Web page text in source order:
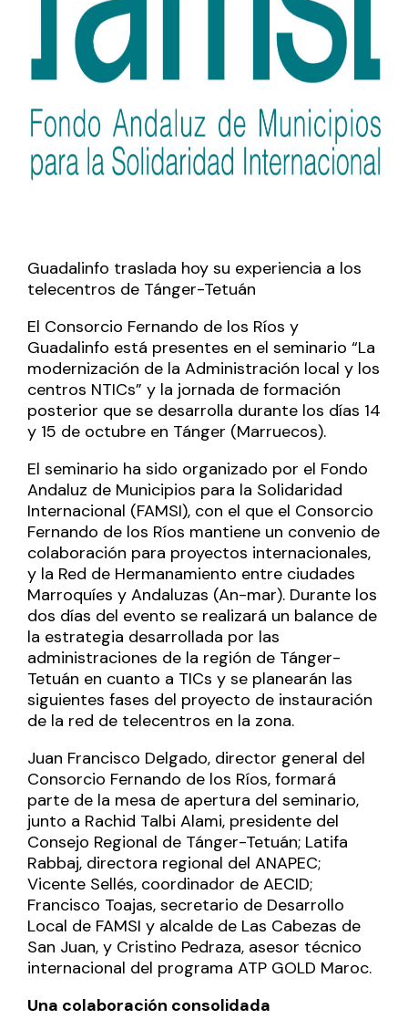
Guadalinfo traslada hoy su experiencia a los
telecentros de Tánger-Tetuán
El Consorcio Fernando de los Ríos y
Guadalinfo está presentes en el seminario “La
modernización de la Administración local y los
centros NTICs” y la jornada de formación
posterior que se desarrolla durante los días 14
y 15 de octubre en Tánger (Marruecos).
El seminario ha sido organizado por el Fondo
Andaluz de Municipios para la Solidaridad
Internacional (FAMSI), con el que el Consorcio
Fernando de los Ríos mantiene un convenio de
colaboración para proyectos internacionales,
y la Red de Hermanamiento entre ciudades
Marroquíes y Andaluzas (An-mar). Durante los
dos días del evento se realizará un balance de
la estrategia desarrollada por las
administraciones de la región de Tánger-
Tetuán en cuanto a TICs y se planearán las
siguientes fases del proyecto de instauración
de la red de telecentros en la zona.
Juan Francisco Delgado, director general del
Consorcio Fernando de los Ríos, formará
parte de la mesa de apertura del seminario,
junto a Rachid Talbi Alami, presidente del
Consejo Regional de Tánger-Tetuán; Latifa
Rabbaj, directora regional del ANAPEC;
Vicente Sellés, coordinador de AECID;
Francisco Toajas, secretario de Desarrollo
Local de FAMSI y alcalde de Las Cabezas de
San Juan, y Cristino Pedraza, asesor técnico
internacional del programa ATP GOLD Maroc.
Una colaboración consolidada